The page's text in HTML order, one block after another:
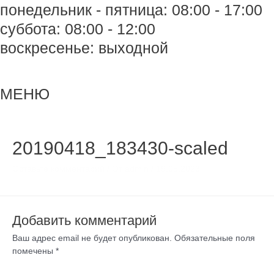
понедельник - пятница: 08:00 - 17:00
суббота: 08:00 - 12:00
воскресенье: выходной
МЕНЮ
20190418_183430-scaled
Добавить комментарий
Ваш адрес email не будет опубликован. Обязательные поля
помечены *